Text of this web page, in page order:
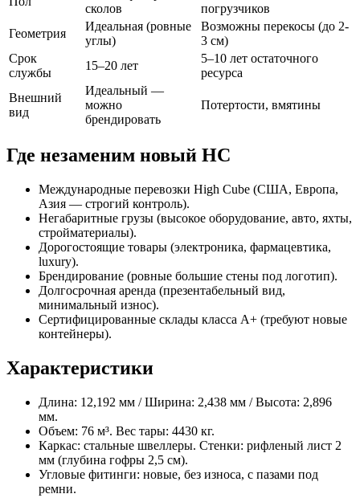
сколов
погрузчиков
Геометрия
Идеальная (ровные
углы)
Возможны перекосы (до 2-
3 см)
Срок
службы
15–20 лет
5–10 лет остаточного
ресурса
Внешний
вид
Идеальный —
можно
брендировать
Потертости, вмятины
Где незаменим новый HC
Международные перевозки High Cube (США, Европа,
Азия — строгий контроль).
Негабаритные грузы (высокое оборудование, авто, яхты,
стройматериалы).
Дорогостоящие товары (электроника, фармацевтика,
luxury).
Брендирование (ровные большие стены под логотип).
Долгосрочная аренда (презентабельный вид,
минимальный износ).
Сертифицированные склады класса А+ (требуют новые
контейнеры).
Характеристики
Длина: 12,192 мм / Ширина: 2,438 мм / Высота: 2,896
мм.
Объем: 76 м³. Вес тары: 4430 кг.
Каркас: стальные швеллеры. Стенки: рифленый лист 2
мм (глубина гофры 2,5 см).
Угловые фитинги: новые, без износа, с пазами под
ремни.